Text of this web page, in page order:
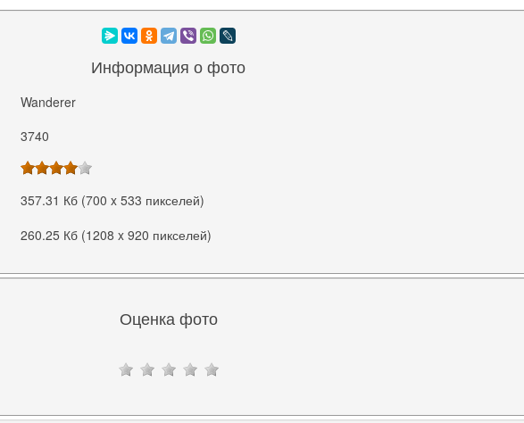
Информация о фото
Wanderer
3740
357.31 Кб (700 x 533 пикселей)
260.25 Кб (1208 x 920 пикселей)
Оценка фото